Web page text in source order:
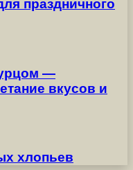
праздничного
—
вкусов и
хлопьев